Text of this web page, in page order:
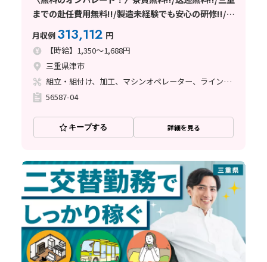
までの赴任費用無料!!/製造未経験でも安心の研修!!/精
密部品製造工場／【三重県津市】
月収例 313,112 円
【時給】1,350～1,688円
三重県津市
組立・組付け、加工、マシンオペレーター、ライン作業
56587-04
キープする 詳細を見る